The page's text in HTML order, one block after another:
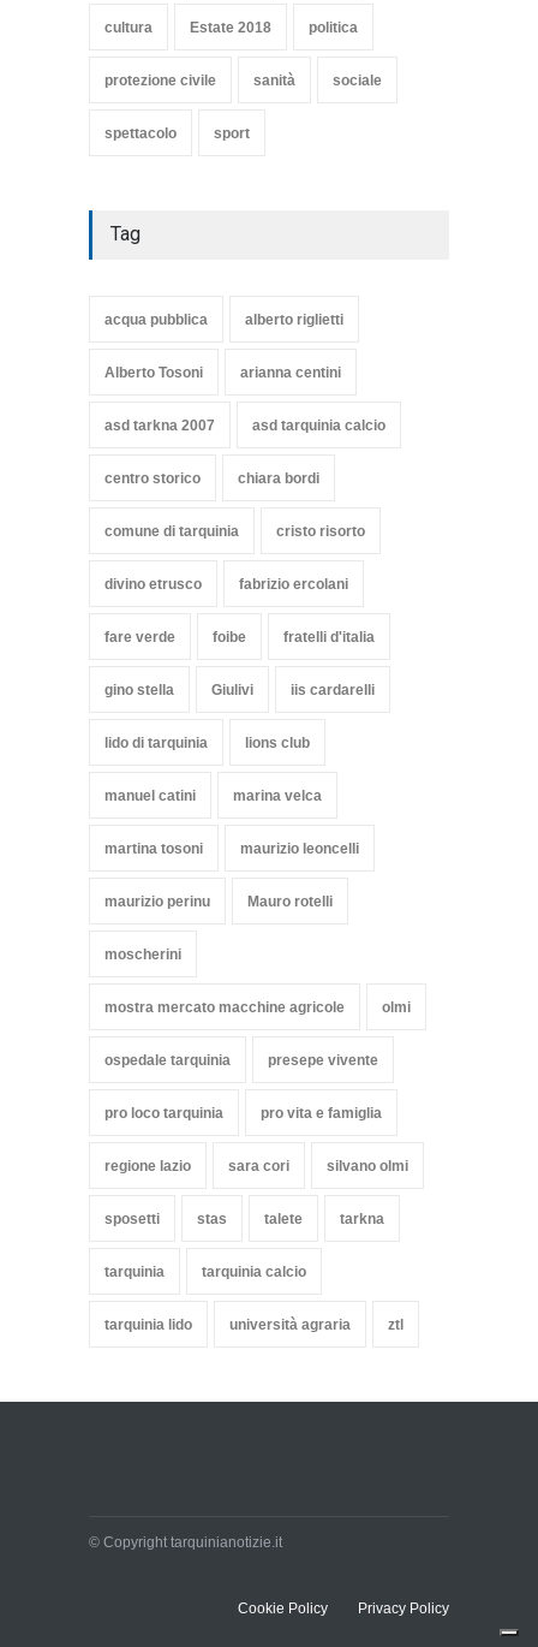
cultura Estate 2018 politica
protezione civile sanità sociale
spettacolo sport
Tag
acqua pubblica alberto riglietti
Alberto Tosoni arianna centini
asd tarkna 2007 asd tarquinia calcio
centro storico chiara bordi
comune di tarquinia cristo risorto
divino etrusco fabrizio ercolani
fare verde foibe fratelli d'italia
gino stella Giulivi iis cardarelli
lido di tarquinia lions club
manuel catini marina velca
martina tosoni maurizio leoncelli
maurizio perinu Mauro rotelli
moscherini
mostra mercato macchine agricole olmi
ospedale tarquinia presepe vivente
pro loco tarquinia pro vita e famiglia
regione lazio sara cori silvano olmi
sposetti stas talete tarkna
tarquinia tarquinia calcio
tarquinia lido università agraria ztl
© Copyright tarquinianotizie.it
Cookie Policy Privacy Policy